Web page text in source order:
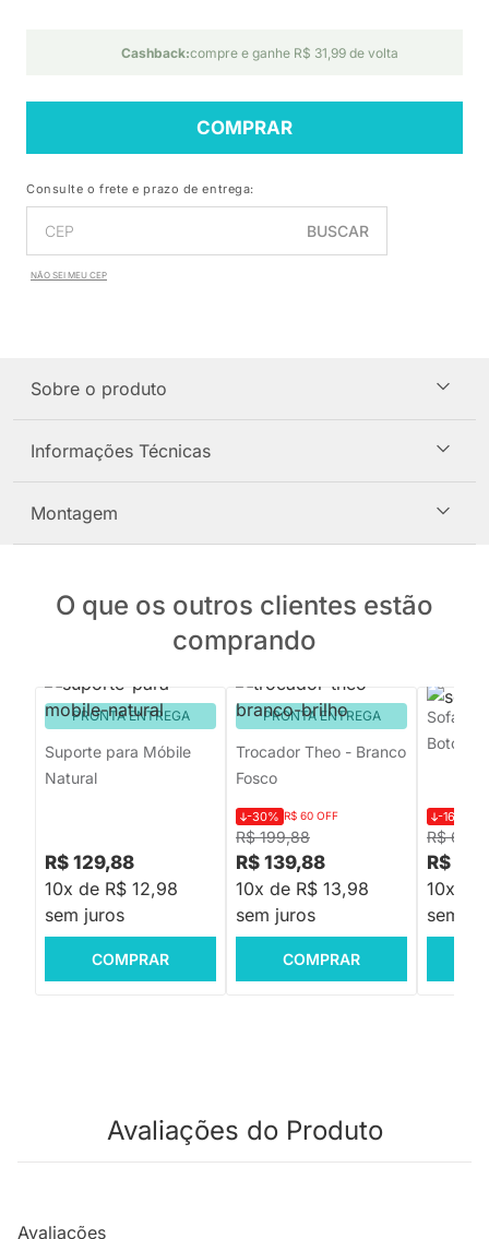
Cashback:compre e ganhe R$ 31,99 de volta
COMPRAR
Consulte o frete e prazo de entrega:
BUSCAR
NÃO SEI MEU CEP
Sobre o produto
Informações Técnicas
Montagem
O que os outros clientes estão
comprando
PRONTA ENTREGA
Suporte para Móbile
Natural
R$ 129,88
10x de R$ 12,98
sem juros
COMPRAR
PRONTA ENTREGA
Trocador Theo - Branco
Fosco
R$ 199,88
-30% R$ 60 OFF
R$ 139,88
10x de R$ 13,98
sem juros
COMPRAR
Sofá
Botonê
R$
-16%
R$
10x de
sem
Avaliações do Produto
Avaliações